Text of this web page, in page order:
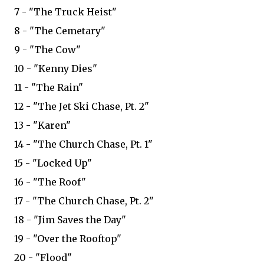
7 - "The Truck Heist"
8 - "The Cemetary"
9 - "The Cow"
10 - "Kenny Dies"
11 - "The Rain"
12 - "The Jet Ski Chase, Pt. 2"
13 - "Karen"
14 - "The Church Chase, Pt. 1"
15 - "Locked Up"
16 - "The Roof"
17 - "The Church Chase, Pt. 2"
18 - "Jim Saves the Day"
19 - "Over the Rooftop"
20 - "Flood"